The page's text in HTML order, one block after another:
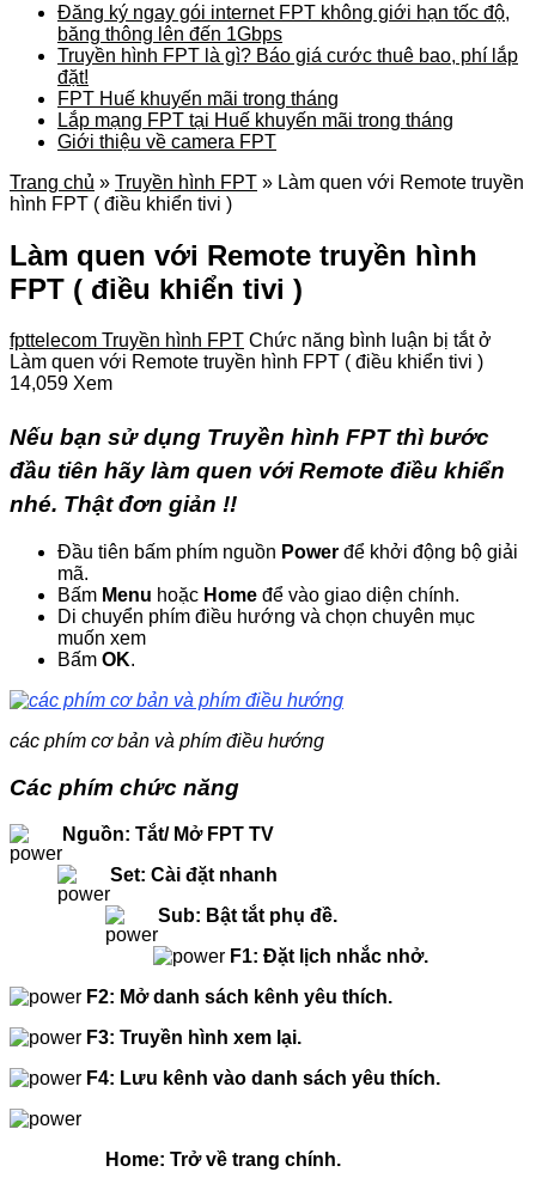
Đăng ký ngay gói internet FPT không giới hạn tốc độ,
băng thông lên đến 1Gbps
Truyền hình FPT là gì? Báo giá cước thuê bao, phí lắp
đặt!
FPT Huế khuyến mãi trong tháng
Lắp mạng FPT tại Huế khuyến mãi trong tháng
Giới thiệu về camera FPT
Trang chủ » Truyền hình FPT » Làm quen với Remote truyền
hình FPT ( điều khiển tivi )
Làm quen với Remote truyền hình
FPT ( điều khiển tivi )
fpttelecom Truyền hình FPT Chức năng bình luận bị tắtở
Làm quen với Remote truyền hình FPT ( điều khiển tivi )
14,059 Xem
Nếu bạn sử dụng Truyền hình FPT thì bước
đầu tiên hãy làm quen với Remote điều khiển
nhé. Thật đơn giản !!
Đầu tiên bấm phím nguồn Power để khởi động bộ giải
mã.
Bấm Menu hoặc Home để vào giao diện chính.
Di chuyển phím điều hướng và chọn chuyên mục
muốn xem
Bấm OK.
các phím cơ bản và phím điều hướng
Các phím chức năng
Nguồn: Tắt/ Mở FPT TV
Set: Cài đặt nhanh
Sub: Bật tắt phụ đề.
F1: Đặt lịch nhắc nhở.
F2: Mở danh sách kênh yêu thích.
F3: Truyền hình xem lại.
F4: Lưu kênh vào danh sách yêu thích.
Home: Trở về trang chính.